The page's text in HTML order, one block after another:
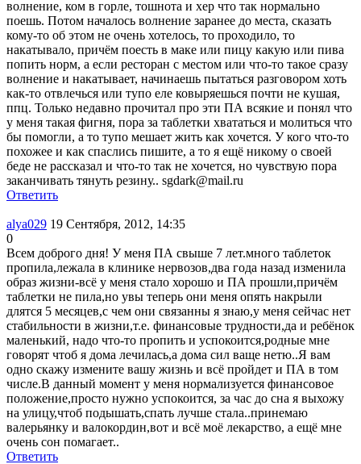
волнение, ком в горле, тошнота и хер что так нормально
поешь. Потом началось волнение заранее до места, сказать
кому-то об этом не очень хотелось, то проходило, то
накатывало, причём поесть в маке или пицу какую или пива
попить норм, а если ресторан с местом или что-то такое сразу
волнение и накатывает, начинаешь пытаться разговором хоть
как-то отвлечься или тупо еле ковыряешься почти не кушая,
ппц. Только недавно прочитал про эти ПА всякие и понял что
у меня такая фигня, пора за таблетки хвататься и молиться что
бы помогли, а то тупо мешает жить как хочется. У кого что-то
похожее и как спаслись пишите, а то я ещё никому о своей
беде не рассказал и что-то так не хочется, но чувствую пора
заканчивать тянуть резину.. sgdark@mail.ru
Ответить
alya029 19 Сентября, 2012, 14:35
0
Всем доброго дня! У меня ПА свыше 7 лет.много таблеток
пропила,лежала в клинике нервозов,два года назад изменила
образ жизни-всё у меня стало хорошо и ПА прошли,причём
таблетки не пила,но увы теперь они меня опять накрыли
длятся 5 месяцев,с чем они связанны я знаю,у меня сейчас нет
стабильности в жизни,т.е. финансовые трудности,да и ребёнок
маленький, надо что-то пропить и успокоится,родные мне
говорят чтоб я дома лечилась,а дома сил ваще нетю..Я вам
одно скажу измените вашу жизнь и всё пройдет и ПА в том
числе.В данный момент у меня нормализуется финансовое
положение,просто нужно успокоится, за час до сна я выхожу
на улицу,чтоб подышать,спать лучше стала..принемаю
валерьянку и валокордин,вот и всё моё лекарство, а ещё мне
очень сон помагает..
Ответить